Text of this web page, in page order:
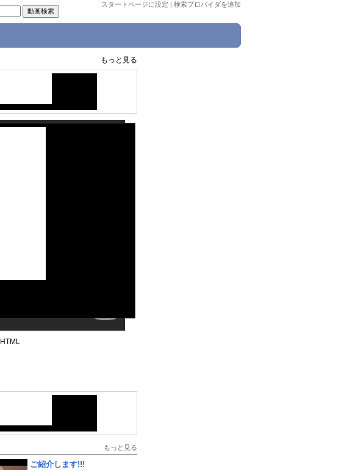
スタートページに設定 | 検索プロバイダを追加
もっと見る
HTML
もっと見る
ご紹介します!!!